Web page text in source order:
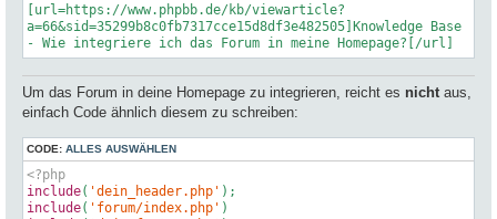
[url=https://www.phpbb.de/kb/viewarticle?
a=66&sid=35299b8c0fb7317cce15d8df3e482505]Knowledge Base
- Wie integriere ich das Forum in meine Homepage?[/url]
Um das Forum in deine Homepage zu integrieren, reicht es nichtaus,
einfach Code ähnlich diesem zu schreiben:
CODE: ALLES AUSWÄHLEN
<?php
include( 'dein_header.php'
include( 'forum/index.php'